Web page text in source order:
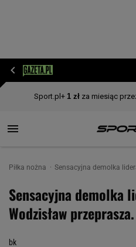
Piłka nożna Sensacyjna demolka
Sensacyjna demolka
Wodzisław
bk